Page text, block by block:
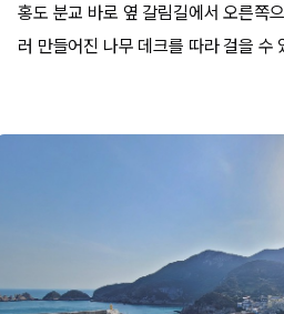
홍도 분교 바로 옆 갈림길에서 오른쪽
러 만들어진 나무 데크를 따라 걸을 수